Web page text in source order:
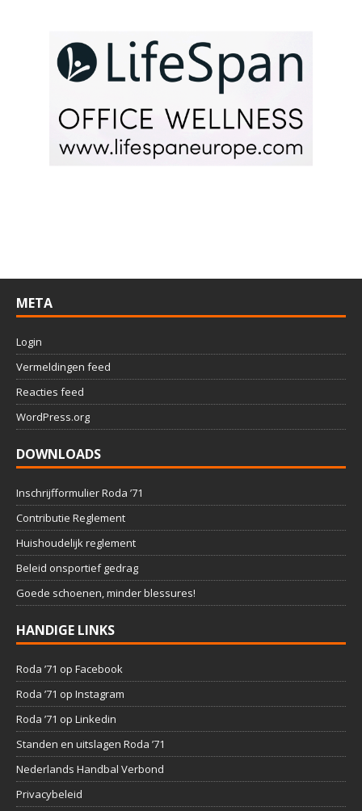
META
Login
Vermeldingen feed
Reacties feed
WordPress.org
DOWNLOADS
Inschrijfformulier Roda ’71
Contributie Reglement
Huishoudelijk reglement
Beleid onsportief gedrag
Goede schoenen, minder blessures!
HANDIGE LINKS
Roda ’71 op Facebook
Roda ’71 op Instagram
Roda ’71 op Linkedin
Standen en uitslagen Roda ’71
Nederlands Handbal Verbond
Privacybeleid